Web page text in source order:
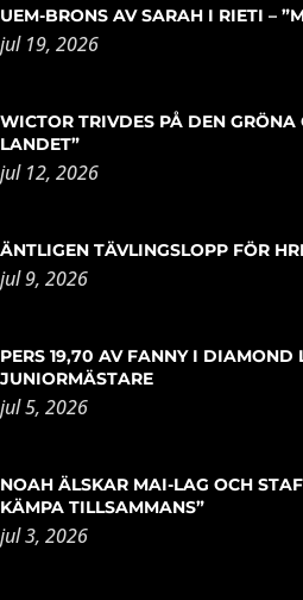
UEM-BRONS AV SARAH I RIETI –
jul 19, 2026
WICTOR TRIVDES PÅ DEN GRÖNA
LANDET”
jul 12, 2026
ÄNTLIGEN TÄVLINGSLOPP FÖR
jul 9, 2026
PERS 19,70 AV FANNY I DIAMOND
JUNIORMÄSTARE
jul 5, 2026
NOAH ÄLSKAR MAI-LAG OCH
KÄMPA TILLSAMMANS”
jul 3, 2026